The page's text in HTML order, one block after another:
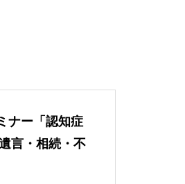
ナー「認知症
言・相続・不